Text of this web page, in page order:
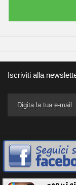
Iscriviti alla